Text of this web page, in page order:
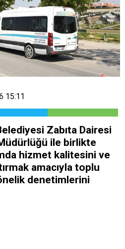
15:11
Zabıta Dairesi
ile birlikte
hizmet kalitesini ve
amacıyla toplu
denetimlerini